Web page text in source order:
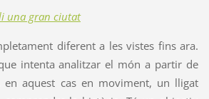
una gran ciutat
diferent a les vistes fins ara.
intenta analitzar el món a partir de
en aquest cas en moviment, un lligat